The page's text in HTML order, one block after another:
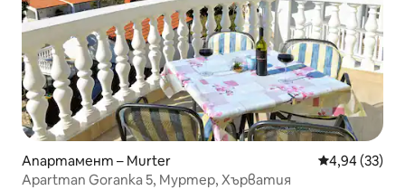
Апартамент – Murter Средна
4,94 (33)
Apartman Goranka 5, Муртер, Хърватия